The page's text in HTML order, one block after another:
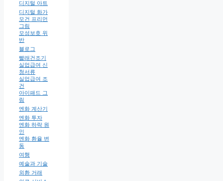
디지털 아트
디지털 화가
모건 프리먼
그림
모성보호 위
반
블로그
빨래건조기
실업급여 신
청서류
실업급여 조
건
아이패드 그
림
엔화 계산기
엔화 투자
엔화 하락 원
인
엔화 환율 변
동
여행
예술과 기술
외환 거래